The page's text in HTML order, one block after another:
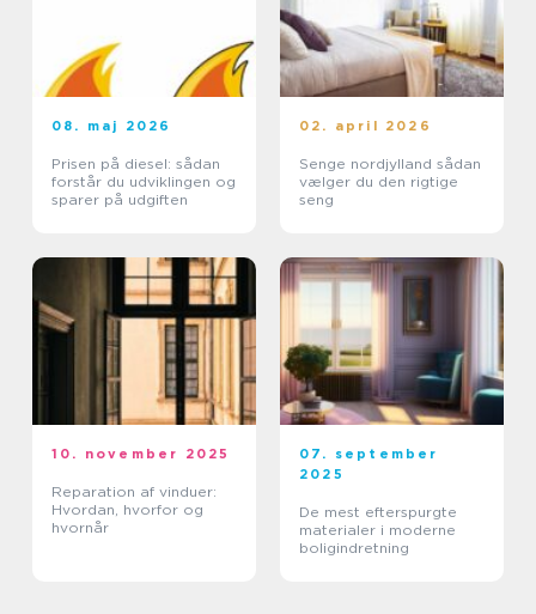
08. maj 2026
Prisen på diesel: sådan
forstår du udviklingen og
sparer på udgiften
02. april 2026
Senge nordjylland sådan
vælger du den rigtige
seng
10. november 2025
Reparation af vinduer:
Hvordan, hvorfor og
hvornår
07. september
2025
De mest efterspurgte
materialer i moderne
boligindretning